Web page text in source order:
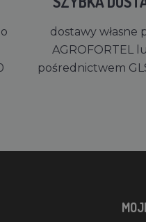
dostawy własne
AGROFORTEL
pośrednictwem